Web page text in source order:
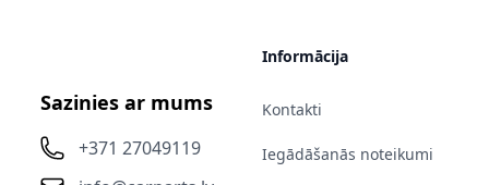
Sazinies ar mums
+371 27049119
Informācija
Kontakti
Iegādāšanās noteikumi